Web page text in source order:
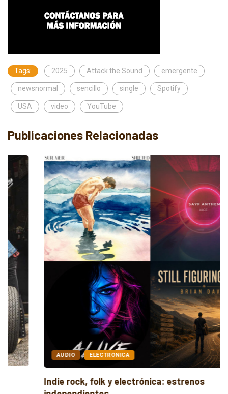
Tags: 2025 Attack the Sound emergente
newsnormal sencillo single Spotify
USA video YouTube
Publicaciones Relacionadas
AUDIO ELECTRÓNICA
Indie rock, folk y electrónica: estrenos